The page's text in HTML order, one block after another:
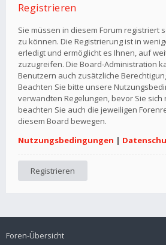
Registrieren
Sie müssen in diesem Forum registriert
zu können. Die Registrierung ist in
erledigt und ermöglicht es Ihnen, auf
zuzugreifen. Die Board-Administration
Benutzern auch zusätzliche
Beachten Sie bitte unsere
verwandten Regelungen, bevor Sie sich
beachten Sie auch die jeweiligen
diesem Board bewegen.
Nutzungsbedingungen |
Registrieren
Foren-Übersicht